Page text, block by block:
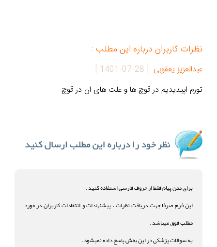
نظرات کاربران درباره این مطلب :
عبدالعزیز یعقوبی [
1401-07-28
]
تورم اپیدیدیم در قوچ ها و علت های ان در قوچ
برای متن پیام فقط از حروف فارسی استفاده کنید .
این فرم صرفا جهت دریافت نظرات ، پیشنهادات و انتقادات کاربران در مورد
مطلب فوق میباشد .
به سوالات پزشکی در این بخش پاسخ داده نمیشود .